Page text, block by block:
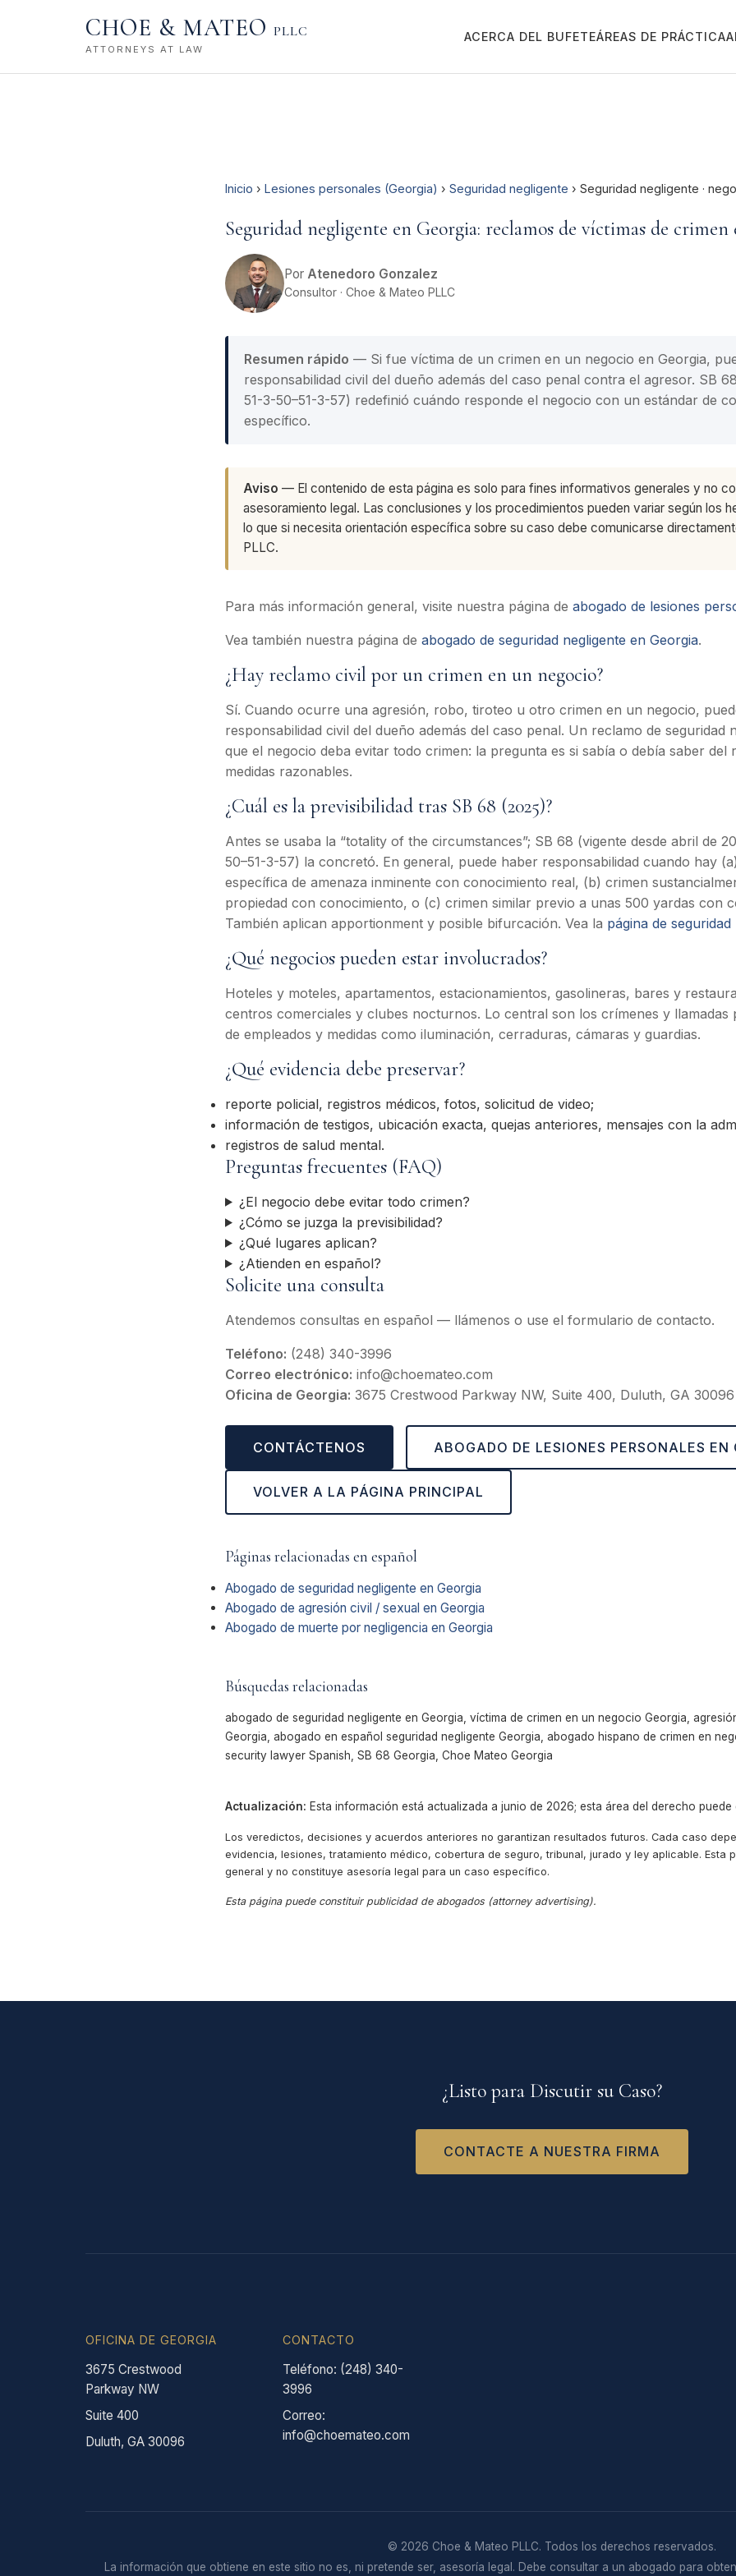
CHOE & MATEO PLLC
ATTORNEYS AT LAW
ACERCA DEL BUFETEÁREAS DE PRÁCTICA
Inicio › Lesiones personales (Georgia) › Seguridad negligente › Seguridad negligente ·
Seguridad negligente en Georgia: reclamos de víctimas de crimen
Por Atenedoro Gonzalez
Consultor · Choe & Mateo PLLC
Resumen rápido — Si fue víctima de un crimen en un negocio en Georgia,
responsabilidad civil del dueño además del caso penal contra el agresor. SB
51-3-50–51-3-57) redefinió cuándo responde el negocio con un estándar de
específico.
Aviso — El contenido de esta página es solo para fines informativos generales y no
asesoramiento legal. Las conclusiones y los procedimientos pueden variar según los
lo que si necesita orientación específica sobre su caso debe comunicarse
PLLC.
Para más información general, visite nuestra página de abogado de lesiones
Vea también nuestra página de abogado de seguridad negligente en Georgia.
¿Hay reclamo civil por un crimen en un negocio?
Sí. Cuando ocurre una agresión, robo, tiroteo u otro crimen en un negocio,
responsabilidad civil del dueño además del caso penal. Un reclamo de seguridad
que el negocio deba evitar todo crimen: la pregunta es si sabía o debía saber del
medidas razonables.
¿Cuál es la previsibilidad tras SB 68 (2025)?
Antes se usaba la “totality of the circumstances”; SB 68 (vigente desde abril de
50–51-3-57) la concretó. En general, puede haber responsabilidad cuando hay
específica de amenaza inminente con conocimiento real, (b) crimen
propiedad con conocimiento, o (c) crimen similar previo a unas 500 yardas con
También aplican apportionment y posible bifurcación. Vea la página de seguridad
¿Qué negocios pueden estar involucrados?
Hoteles y moteles, apartamentos, estacionamientos, gasolineras, bares y
centros comerciales y clubes nocturnos. Lo central son los crímenes y llamadas
de empleados y medidas como iluminación, cerraduras, cámaras y guardias.
¿Qué evidencia debe preservar?
reporte policial, registros médicos, fotos, solicitud de video;
información de testigos, ubicación exacta, quejas anteriores, mensajes con la
registros de salud mental.
Preguntas frecuentes (FAQ)
¿El negocio debe evitar todo crimen?
¿Cómo se juzga la previsibilidad?
¿Qué lugares aplican?
¿Atienden en español?
Solicite una consulta
Atendemos consultas en español — llámenos o use el formulario de contacto.
Teléfono: (248) 340-3996
Correo electrónico: info@choemateo.com
Oficina de Georgia: 3675 Crestwood Parkway NW, Suite 400, Duluth, GA 30096
CONTÁCTENOS ABOGADO DE LESIONES PERSONALES EN
VOLVER A LA PÁGINA PRINCIPAL
Páginas relacionadas en español
Abogado de seguridad negligente en Georgia
Abogado de agresión civil / sexual en Georgia
Abogado de muerte por negligencia en Georgia
Búsquedas relacionadas
abogado de seguridad negligente en Georgia, víctima de crimen en un negocio Georgia,
Georgia, abogado en español seguridad negligente Georgia, abogado hispano de crimen en
security lawyer Spanish, SB 68 Georgia, Choe Mateo Georgia
Actualización: Esta información está actualizada a junio de 2026; esta área del derecho puede
Los veredictos, decisiones y acuerdos anteriores no garantizan resultados futuros. Cada caso
evidencia, lesiones, tratamiento médico, cobertura de seguro, tribunal, jurado y ley aplicable. Esta
general y no constituye asesoría legal para un caso específico.
Esta página puede constituir publicidad de abogados (attorney advertising).
¿Listo para Discutir su Caso?
CONTACTE A NUESTRA FIRMA
OFICINA DE GEORGIA
3675 Crestwood
Parkway NW
Suite 400
Duluth, GA 30096
CONTACTO
Teléfono: (248) 340-
3996
Correo:
info@choemateo.com
© 2026 Choe & Mateo PLLC. Todos los derechos reservados.
La información que obtiene en este sitio no es, ni pretende ser, asesoría legal. Debe consultar a un abogado para